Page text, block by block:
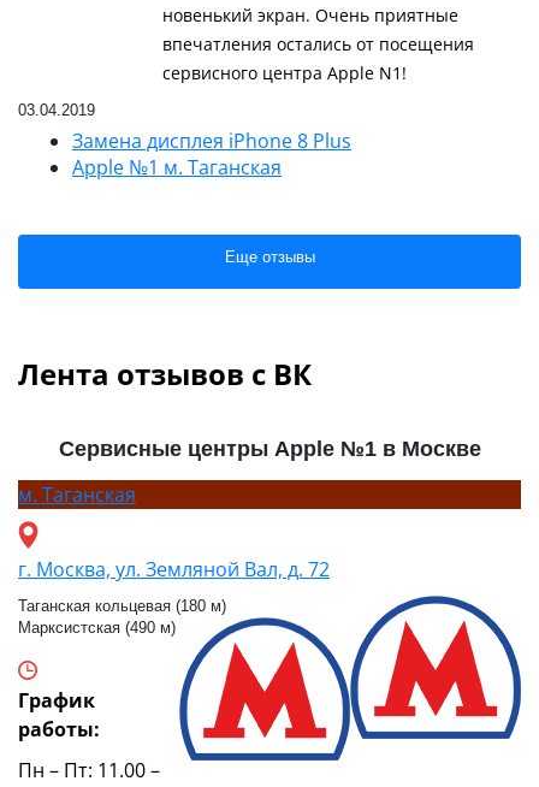
новенький экран. Очень приятные
впечатления остались от посещения
сервисного центра Apple N1!
03.04.2019
Замена дисплея iPhone 8 Plus
Apple №1 м. Таганская
Еще отзывы
Лента отзывов с ВК
Сервисные центры Apple №1 в Москве
м. Таганская
г. Москва, ул. Земляной Вал, д. 72
Таганская кольцевая (180 м)
Марксистская (490 м)
График
работы:
Пн – Пт: 11.00 –